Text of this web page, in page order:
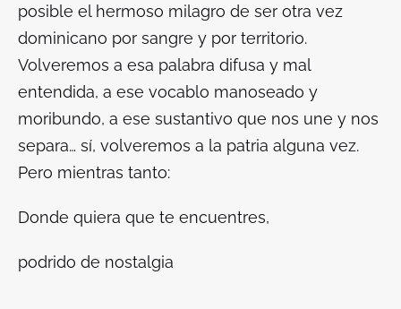
posible el hermoso milagro de ser otra vez
dominicano por sangre y por territorio.
Volveremos a esa palabra difusa y mal
entendida, a ese vocablo manoseado y
moribundo, a ese sustantivo que nos une y nos
separa… sí, volveremos a la patria alguna vez.
Pero mientras tanto:
Donde quiera que te encuentres,
podrido de nostalgia